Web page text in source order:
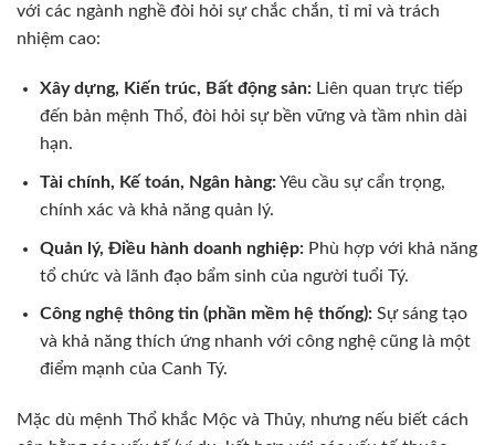
với các ngành nghề đòi hỏi sự chắc chắn, tỉ mỉ và trách
nhiệm cao:
Xây dựng, Kiến trúc, Bất động sản:Liên quan trực tiếp
đến bản mệnh Thổ, đòi hỏi sự bền vững và tầm nhìn dài
hạn.
Tài chính, Kế toán, Ngân hàng:Yêu cầu sự cẩn trọng,
chính xác và khả năng quản lý.
Quản lý, Điều hành doanh nghiệp:Phù hợp với khả năng
tổ chức và lãnh đạo bẩm sinh của người tuổi Tý.
Công nghệ thông tin (phần mềm hệ thống):Sự sáng tạo
và khả năng thích ứng nhanh với công nghệ cũng là một
điểm mạnh của Canh Tý.
Mặc dù mệnh Thổ khắc Mộc và Thủy, nhưng nếu biết cách